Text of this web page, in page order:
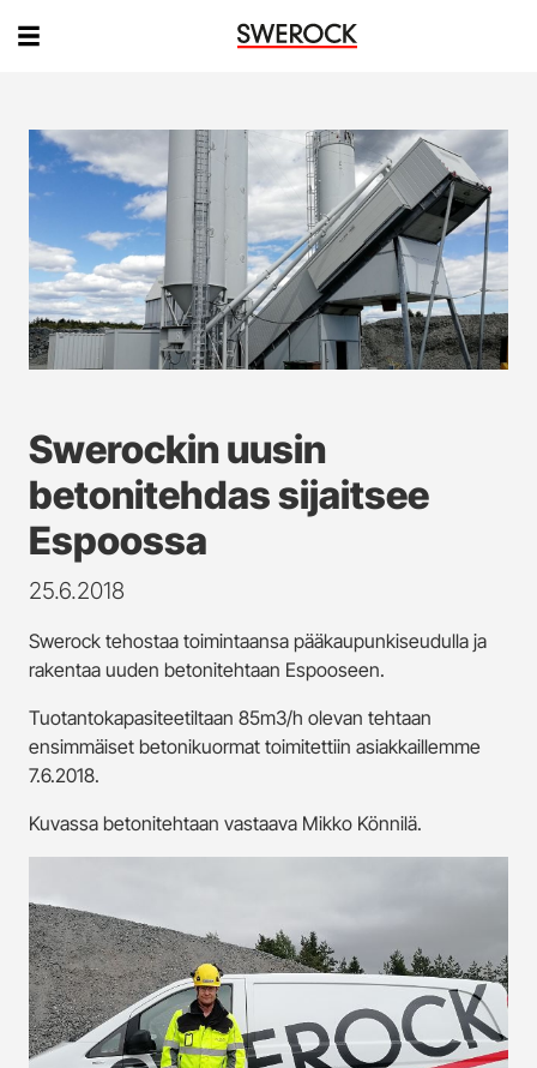
Swerockin uusin
betonitehdas sijaitsee
Espoossa
25.6.2018
Swerock tehostaa toimintaansa pääkaupunkiseudulla ja
rakentaa uuden betonitehtaan Espooseen.
Tuotantokapasiteetiltaan 85m3/h olevan tehtaan
ensimmäiset betonikuormat toimitettiin asiakkaillemme
7.6.2018.
Kuvassa betonitehtaan vastaava Mikko Könnilä.